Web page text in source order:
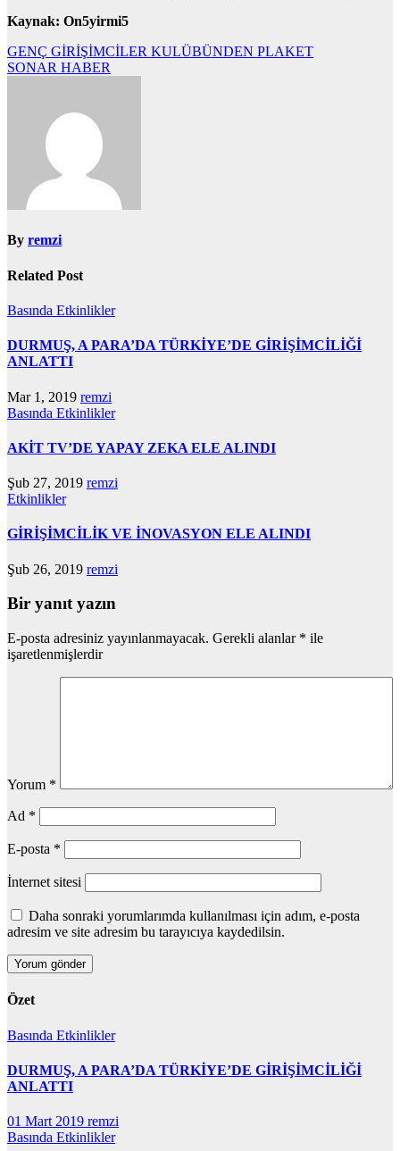
Kaynak: On5yirmi5
Yazı
gezinmesi
GENÇ GİRİŞİMCİLER KULÜBÜNDEN PLAKET
SONAR HABER
By remzi
Related Post
Basında Etkinlikler
DURMUŞ, A PARA’DA TÜRKİYE’DE GİRİŞİMCİLİĞİ
ANLATTI
Mar 1, 2019 remzi
Basında Etkinlikler
AKİT TV’DE YAPAY ZEKA ELE ALINDI
Şub 27, 2019 remzi
Etkinlikler
GİRİŞİMCİLİK VE İNOVASYON ELE ALINDI
Şub 26, 2019 remzi
Bir yanıt yazın
E-posta adresiniz yayınlanmayacak. Gerekli alanlar * ile
işaretlenmişlerdir
Yorum *
Ad *
E-posta *
İnternet sitesi
Daha sonraki yorumlarımda kullanılması için adım, e-posta
adresim ve site adresim bu tarayıcıya kaydedilsin.
Özet
Basında Etkinlikler
DURMUŞ, A PARA’DA TÜRKİYE’DE GİRİŞİMCİLİĞİ
ANLATTI
01 Mart 2019 remzi
Basında Etkinlikler